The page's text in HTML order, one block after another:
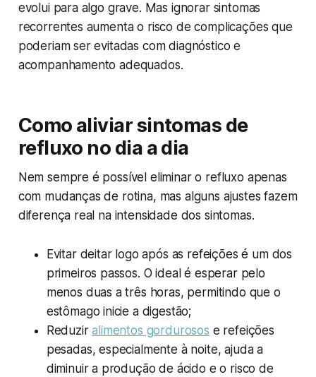
evolui para algo grave. Mas ignorar sintomas
recorrentes aumenta o risco de complicações que
poderiam ser evitadas com diagnóstico e
acompanhamento adequados.
Como aliviar sintomas de
refluxo no dia a dia
Nem sempre é possível eliminar o refluxo apenas
com mudanças de rotina, mas alguns ajustes fazem
diferença real na intensidade dos sintomas.
Evitar deitar logo após as refeições é um dos
primeiros passos. O ideal é esperar pelo
menos duas a três horas, permitindo que o
estômago inicie a digestão;
Reduziralimentos gordurosos e refeições
pesadas, especialmente à noite, ajuda a
diminuir a produção de ácido e o risco de